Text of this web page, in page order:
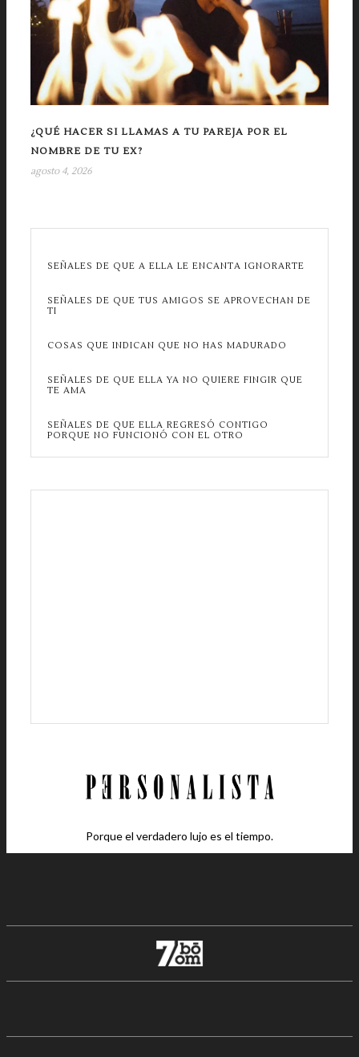
¿QUÉ HACER SI LLAMAS A TU PAREJA POR EL
NOMBRE DE TU EX?
agosto 4, 2026
SEÑALES DE QUE A ELLA LE ENCANTA IGNORARTE
SEÑALES DE QUE TUS AMIGOS SE APROVECHAN DE
TI
COSAS QUE INDICAN QUE NO HAS MADURADO
SEÑALES DE QUE ELLA YA NO QUIERE FINGIR QUE
TE AMA
SEÑALES DE QUE ELLA REGRESÓ CONTIGO
PORQUE NO FUNCIONÓ CON EL OTRO
Porque el verdadero lujo es el tiempo.